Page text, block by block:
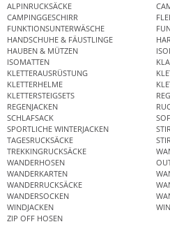
ALPINRUCKSÄCKE
CAMPINGGESCHIRR
FUNKTIONSUNTERWÄSCHE
HANDSCHUHE & FÄUSTLINGE
HAUBEN & MÜTZEN
ISOMATTEN
KLETTERAUSRÜSTUNG
KLETTERHELME
KLETTERSTEIGSETS
REGENJACKEN
SCHLAFSACK
SPORTLICHE WINTERJACKEN
TAGESRUCKSÄCKE
TREKKINGRUCKSÄCKE
WANDERHOSEN
WANDERKARTEN
WANDERRUCKSÄCKE
WANDERSOCKEN
WINDJACKEN
ZIP OFF HOSEN